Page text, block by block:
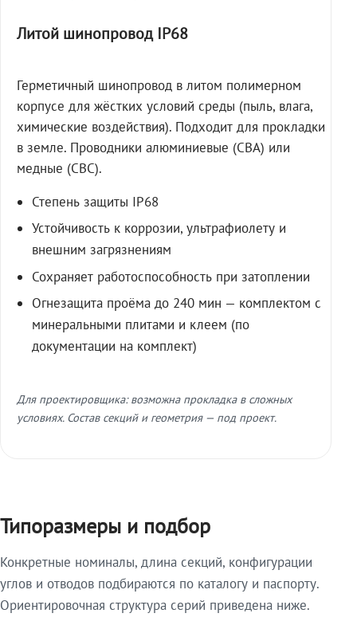
Литой шинопровод IP68
Герметичный шинопровод в литом полимерном
корпусе для жёстких условий среды (пыль, влага,
химические воздействия). Подходит для прокладки
в земле. Проводники алюминиевые (СВА) или
медные (СВС).
Степень защиты IP68
Устойчивость к коррозии, ультрафиолету и
внешним загрязнениям
Сохраняет работоспособность при затоплении
Огнезащита проёма до 240 мин — комплектом с
минеральными плитами и клеем (по
документации на комплект)
Для проектировщика: возможна прокладка в сложных
условиях. Состав секций и геометрия — под проект.
Типоразмеры и подбор
Конкретные номиналы, длина секций, конфигурации
углов и отводов подбираются по каталогу и паспорту.
Ориентировочная структура серий приведена ниже.